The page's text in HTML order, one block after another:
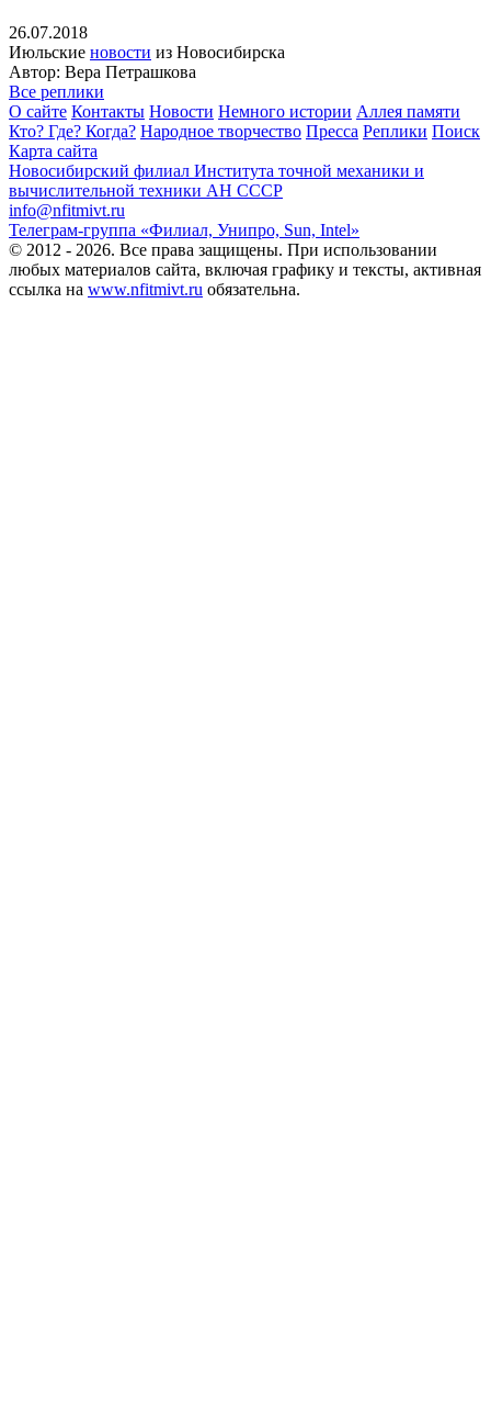
26.07.2018
Июльские новости из Новосибирска
Автор: Вера Петрашкова
Все реплики
О сайте Контакты Новости Немного истории Аллея памяти
Кто? Где? Когда? Народное творчество Пресса Реплики Поиск
Карта сайта
Новосибирский филиал Института точной механики и
вычислительной техники АН СССР
info@nfitmivt.ru
Телеграм-группа «Филиал, Унипро, Sun, Intel»
© 2012 - 2026. Все права защищены. При использовании
любых материалов сайта, включая графику и тексты, активная
ссылка на www.nfitmivt.ru обязательна.